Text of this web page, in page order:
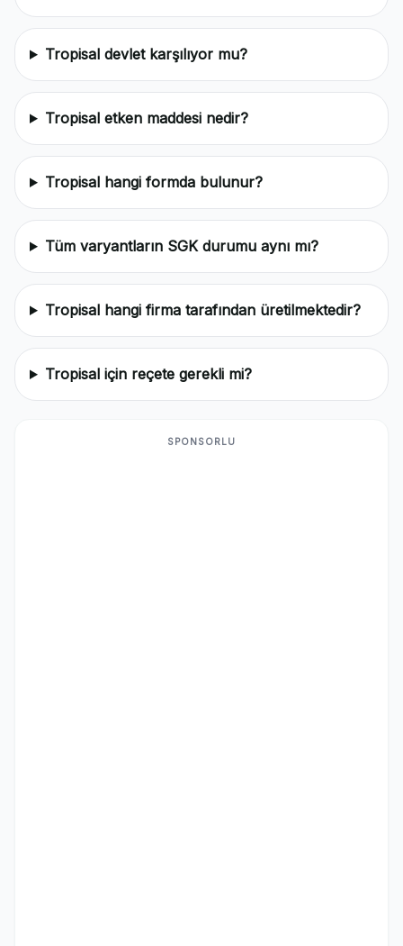
Tropisal devlet karşılıyor mu?
Tropisal etken maddesi nedir?
Tropisal hangi formda bulunur?
Tüm varyantların SGK durumu aynı mı?
Tropisal hangi firma tarafından üretilmektedir?
Tropisal için reçete gerekli mi?
SPONSORLU